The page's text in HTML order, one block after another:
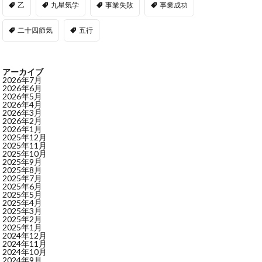
乙 九星気学 事業失敗 事業成功
二十四節気 五行
アーカイブ
2026年7月
2026年6月
2026年5月
2026年4月
2026年3月
2026年2月
2026年1月
2025年12月
2025年11月
2025年10月
2025年9月
2025年8月
2025年7月
2025年6月
2025年5月
2025年4月
2025年3月
2025年2月
2025年1月
2024年12月
2024年11月
2024年10月
2024年9月